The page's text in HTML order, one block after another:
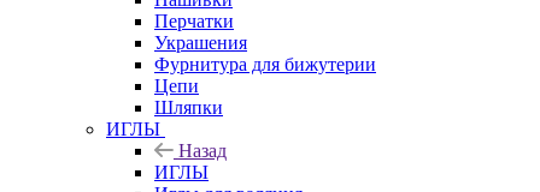
Перчатки
Украшения
Фурнитура для бижутерии
Цепи
Шляпки
ИГЛЫ
Назад
ИГЛЫ